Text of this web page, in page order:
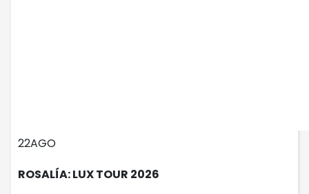
22AGO
ROSALÍA: LUX TOUR 2026